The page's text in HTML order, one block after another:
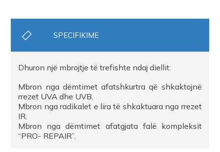
SPECIFIKIME
Dhuron një mbrojtje të trefishte ndaj diellit:
Mbron nga dëmtimet afatshkurtra që shkaktojnë
rrezet UVA dhe UVB.
Mbron nga radikalet e lira të shkaktuara nga rrezet
IR.
Mbron nga dëmtimet afatgjata falë kompleksit
“PRO- REPAIR”.